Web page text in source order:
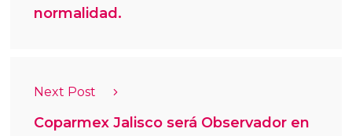
normalidad.
Next Post
Coparmex Jalisco será Observador en